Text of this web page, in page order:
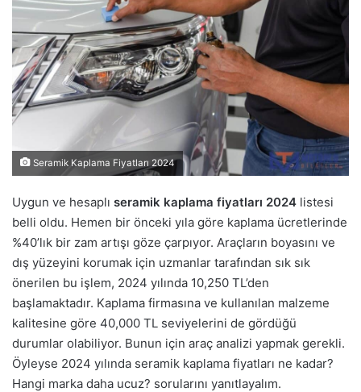
Seramik Kaplama Fiyatları 2024
Uygun ve hesaplı seramik kaplama fiyatları 2024 listesi
belli oldu. Hemen bir önceki yıla göre kaplama ücretlerinde
%40’lık bir zam artışı göze çarpıyor. Araçların boyasını ve
dış yüzeyini korumak için uzmanlar tarafından sık sık
önerilen bu işlem, 2024 yılında 10,250 TL’den
başlamaktadır. Kaplama firmasına ve kullanılan malzeme
kalitesine göre 40,000 TL seviyelerini de gördüğü
durumlar olabiliyor. Bunun için araç analizi yapmak gerekli.
Öyleyse 2024 yılında seramik kaplama fiyatları ne kadar?
Hangi marka daha ucuz? sorularını yanıtlayalım.